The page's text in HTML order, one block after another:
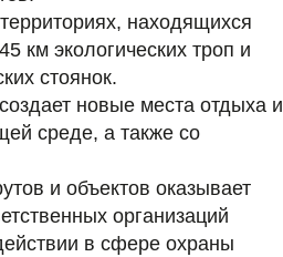
находящихся
км экологических троп и
стоянок.
новые места отдыха и
среде, а также со
и объектов оказывает
организаций
в сфере охраны